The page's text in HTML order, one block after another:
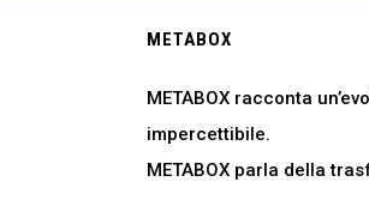
METABOX
METABOX racconta
impercettibile.
METABOX parla della